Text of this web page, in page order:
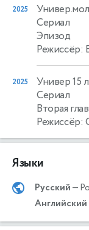
2025
Сериал
Эпизод
Режиссёр:
2025 Универ 15
Сериал
Вторая
Режиссёр:
Языки
Русский—
Английский